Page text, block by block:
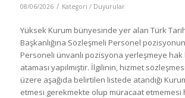
08/06/2026 / Kategori / Duyurular
Yüksek Kurum bünyesinde yer alan Türk
Başkanlığına Sözleşmeli Personel
Personeli ünvanlı pozisyona yerleşmeye hak
ataması yapılmıştır. İlgilinin, hizmet
üzere aşağıda belirtilen listede atandığı
etmesi gerekmekte olup müracaat etmemesi